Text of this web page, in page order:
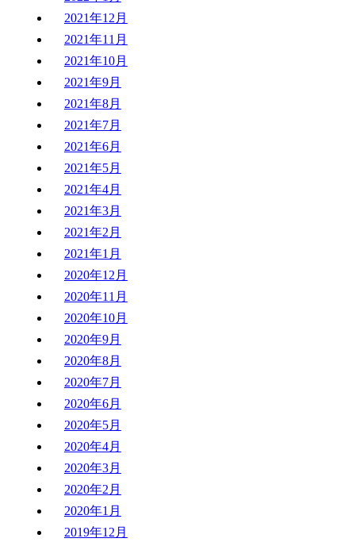
2021年12月
2021年11月
2021年10月
2021年9月
2021年8月
2021年7月
2021年6月
2021年5月
2021年4月
2021年3月
2021年2月
2021年1月
2020年12月
2020年11月
2020年10月
2020年9月
2020年8月
2020年7月
2020年6月
2020年5月
2020年4月
2020年3月
2020年2月
2020年1月
2019年12月